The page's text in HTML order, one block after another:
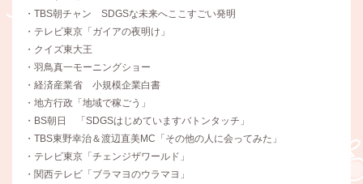
・TBS朝チャン SDGSな未来へここすごい発明
・テレビ東京「ガイアの夜明け」
・クイズ東大王
・羽鳥真一モーニングショー
・経済産業省 小規模企業白書
・地方行政「地域で稼ごう」
・BS朝日 「SDGSはじめていますバトンタッチ」
・TBS東野幸治＆渡辺直美MC「その他の人に会ってみた」
・テレビ東京「チェンジザワールド」
・関西テレビ「ブラマヨのウラマヨ」